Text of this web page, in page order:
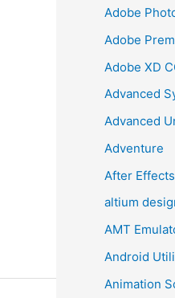
Adobe
Adobe
Adobe XD
Advanced
Advanced
Adventure
After
altium
AMT
Android
Animation